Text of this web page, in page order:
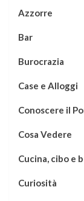
Azzorre
Bar
Burocrazia
Case e Alloggi
Conoscere il
Cosa Vedere
Cucina, cibo e
Curiosità